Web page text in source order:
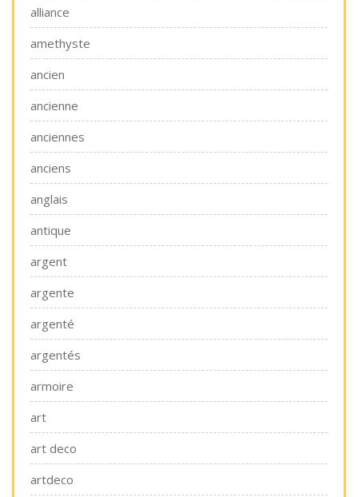
alliance
amethyste
ancien
ancienne
anciennes
anciens
anglais
antique
argent
argente
argenté
argentés
armoire
art
art deco
artdeco